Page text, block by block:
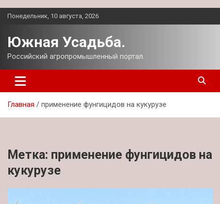
Перейти
Понедельник, 10 августа, 2026
Южная Усадьба.
Российский агропромышленный портал.
Главная применение фунгицидов на кукурузе
Метка: применение фунгицидов на
кукурузе